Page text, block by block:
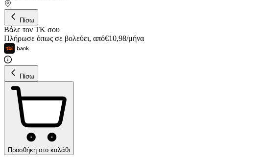
Πίσω
Βάλε τον ΤΚ σου
Πλήρωσε όπως σε βολεύει, από€10,98/μήνα
Πίσω
Προσθήκη στο καλάθι